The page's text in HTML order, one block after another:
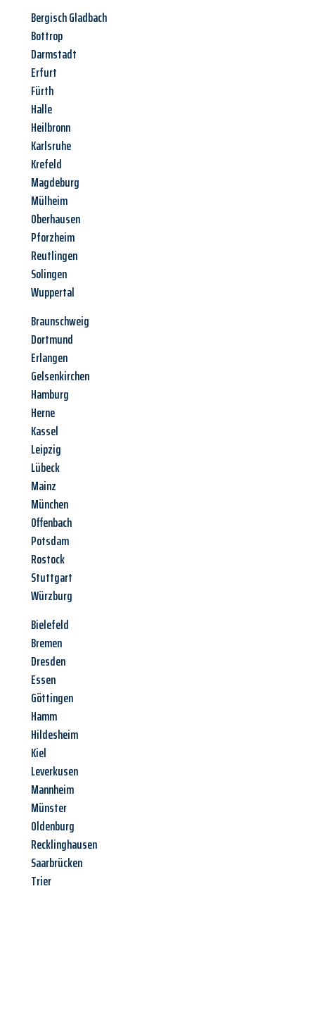
Bergisch Gladbach
Bottrop
Darmstadt
Erfurt
Fürth
Halle
Heilbronn
Karlsruhe
Krefeld
Magdeburg
Mülheim
Oberhausen
Pforzheim
Reutlingen
Solingen
Wuppertal
Braunschweig
Dortmund
Erlangen
Gelsenkirchen
Hamburg
Herne
Kassel
Leipzig
Lübeck
Mainz
München
Offenbach
Potsdam
Rostock
Stuttgart
Würzburg
Bielefeld
Bremen
Dresden
Essen
Göttingen
Hamm
Hildesheim
Kiel
Leverkusen
Mannheim
Münster
Oldenburg
Recklinghausen
Saarbrücken
Trier